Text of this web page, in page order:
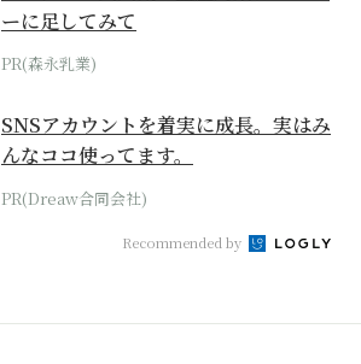
ーに足してみて
PR(森永乳業)
SNSアカウントを着実に成長。実はみ
んなココ使ってます。
PR(Dreaw合同会社)
Recommended by